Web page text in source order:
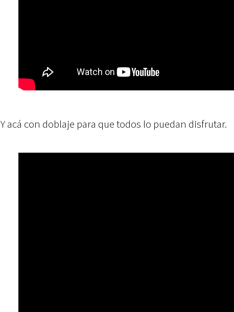
Y acá con doblaje para que todos lo puedan disfrutar.